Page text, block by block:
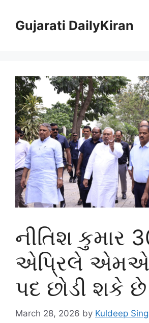
contentGujarati DailyKiran
નીતિશ કુમાર
એપ્રિલે
પદ છોડી શકે છે
March 28, 2026 by Kuldeep